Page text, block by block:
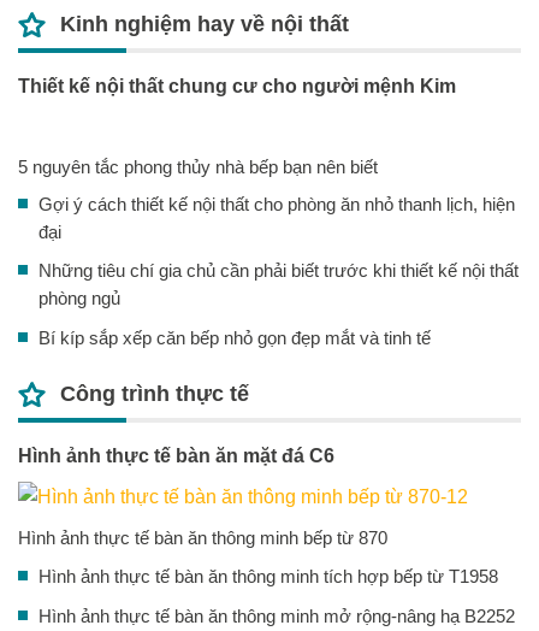
Kinh nghiệm hay về nội thất
Thiết kế nội thất chung cư cho người mệnh Kim
5 nguyên tắc phong thủy nhà bếp bạn nên biết
Gợi ý cách thiết kế nội thất cho phòng ăn nhỏ thanh lịch, hiện
đại
Những tiêu chí gia chủ cần phải biết trước khi thiết kế nội thất
phòng ngủ
Bí kíp sắp xếp căn bếp nhỏ gọn đẹp mắt và tinh tế
Công trình thực tế
Hình ảnh thực tế bàn ăn mặt đá C6
Hình ảnh thực tế bàn ăn thông minh bếp từ 870
Hình ảnh thực tế bàn ăn thông minh tích hợp bếp từ T1958
Hình ảnh thực tế bàn ăn thông minh mở rộng-nâng hạ B2252